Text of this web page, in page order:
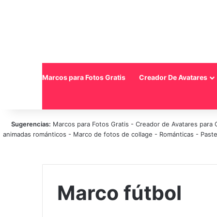
Marcos para Fotos Gratis Creador De Avatares
Sugerencias: Marcos para Fotos Gratis - Creador de Avatares para
animadas románticos - Marco de fotos de collage - Románticas -
Marco fútbol